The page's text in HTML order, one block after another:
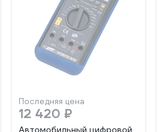
Последняя цена
12 420 ₽
Автомобильный цифровой